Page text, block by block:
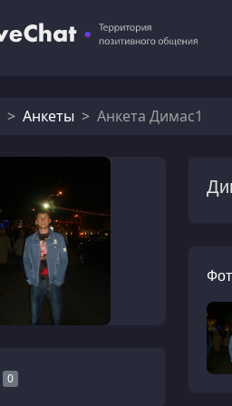
Анкеты Анкета Димас1
0